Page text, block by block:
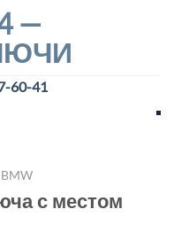
60-41
BMW
с местом